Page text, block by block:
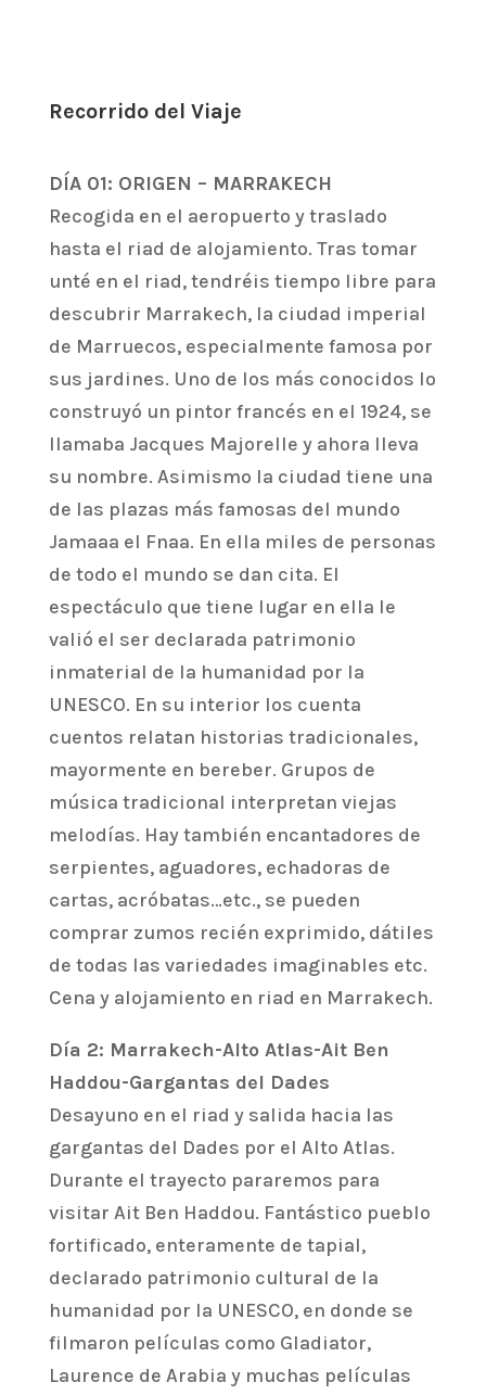
Recorrido del Viaje
DÍA 01: ORIGEN – MARRAKECH
Recogida en el aeropuerto y traslado
hasta el riad de alojamiento. Tras tomar
unté en el riad, tendréis tiempo libre para
descubrir Marrakech, la ciudad imperial
de Marruecos, especialmente famosa por
sus jardines. Uno de los más conocidos lo
construyó un pintor francés en el 1924, se
llamaba Jacques Majorelle y ahora lleva
su nombre. Asimismo la ciudad tiene una
de las plazas más famosas del mundo
Jamaaa el Fnaa. En ella miles de personas
de todo el mundo se dan cita. El
espectáculo que tiene lugar en ella le
valió el ser declarada patrimonio
inmaterial de la humanidad por la
UNESCO. En su interior los cuenta
cuentos relatan historias tradicionales,
mayormente en bereber. Grupos de
música tradicional interpretan viejas
melodías. Hay también encantadores de
serpientes, aguadores, echadoras de
cartas, acróbatas…etc., se pueden
comprar zumos recién exprimido, dátiles
de todas las variedades imaginables etc.
Cena y alojamiento en riad en Marrakech.
Día 2: Marrakech-Alto Atlas-Ait Ben
Haddou-Gargantas del Dades
Desayuno en el riad y salida hacia las
gargantas del Dades por el Alto Atlas.
Durante el trayecto pararemos para
visitar Ait Ben Haddou. Fantástico pueblo
fortificado, enteramente de tapial,
declarado patrimonio cultural de la
humanidad por la UNESCO, en donde se
filmaron películas como Gladiator,
Laurence de Arabia y muchas películas